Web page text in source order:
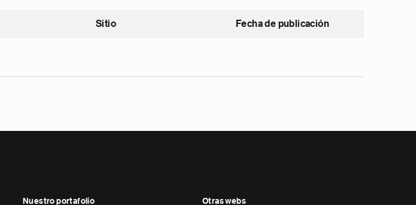
Sitio Fecha de publicación
Nuestro portafolio Otras webs